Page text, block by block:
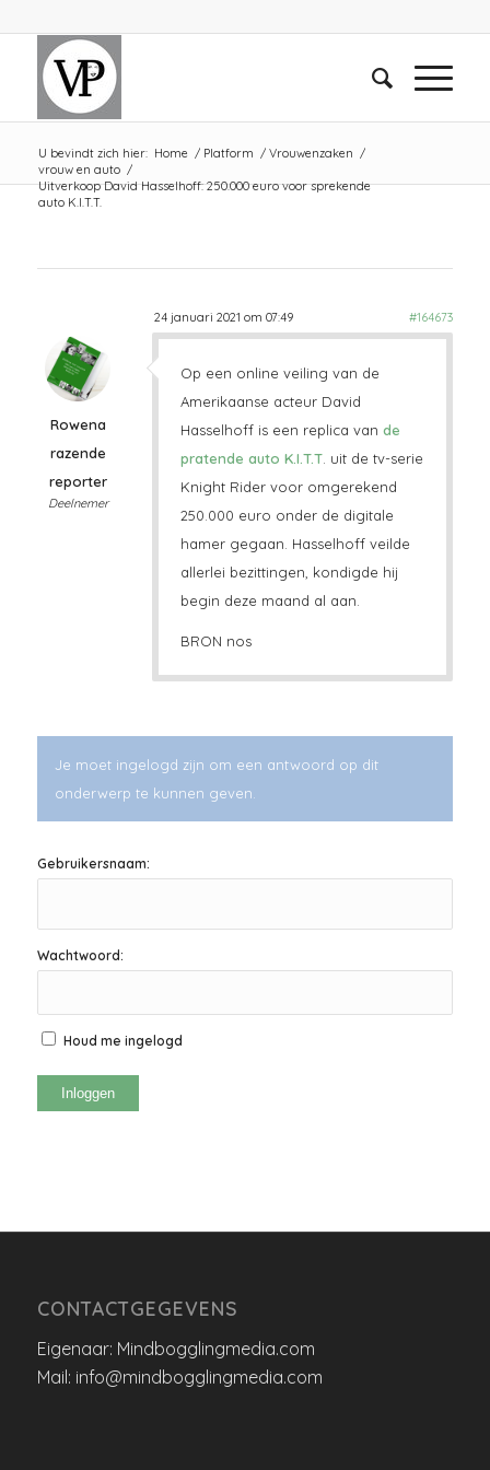
U bevindt zich hier: Home / Platform / Vrouwenzaken /
vrouw en auto /
Uitverkoop David Hasselhoff: 250.000 euro voor sprekende
auto K.I.T.T.
24 januari 2021 om 07:49 #164673
Rowena
razende
reporter
Deelnemer
Op een online veiling van de
Amerikaanse acteur David
Hasselhoff is een replica van de
pratende auto K.I.T.T. uit de tv-serie
Knight Rider voor omgerekend
250.000 euro onder de digitale
hamer gegaan. Hasselhoff veilde
allerlei bezittingen, kondigde hij
begin deze maand al aan.
BRON nos
Je moet ingelogd zijn om een antwoord op dit
onderwerp te kunnen geven.
Gebruikersnaam:
Wachtwoord:
Houd me ingelogd
Inloggen
CONTACTGEGEVENS
Eigenaar: Mindbogglingmedia.com
Mail: info@mindbogglingmedia.com